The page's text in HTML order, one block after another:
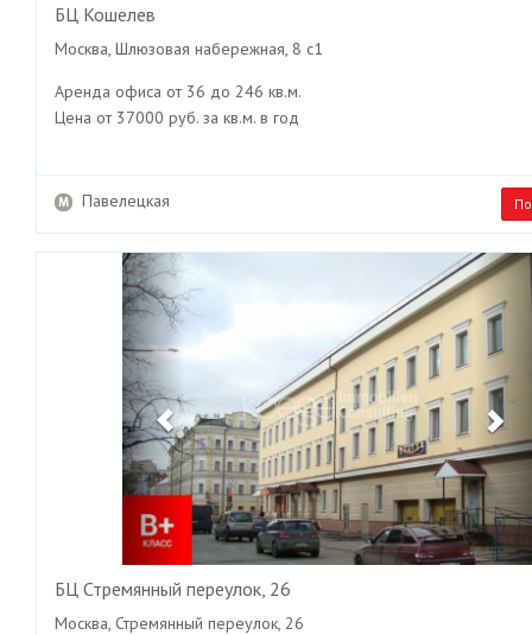
БЦ Кошелев
Москва, Шлюзовая набережная, 8 с1
Аренда офиса от 36 до 246 кв.м.
Цена от 37000 руб. за кв.м. в год
Павелецкая
Previous
БЦ Стремянный переулок, 26
Москва, Стремянный переулок, 26